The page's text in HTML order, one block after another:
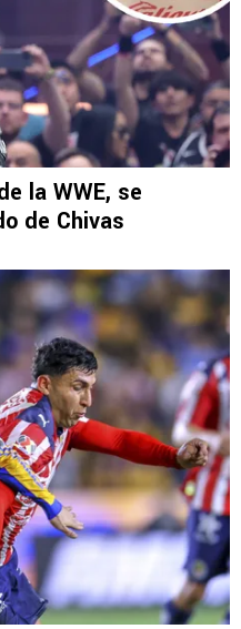
la WWE, se
de Chivas